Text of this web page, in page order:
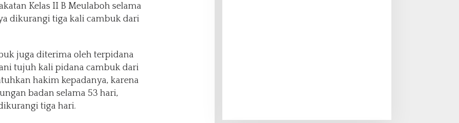
Kelas II B Meulaboh selama
dikurangi tiga kali cambuk dari
juga diterima oleh terpidana
tujuh kali pidana cambuk dari
hakim kepadanya, karena
badan selama 53 hari,
tiga hari.